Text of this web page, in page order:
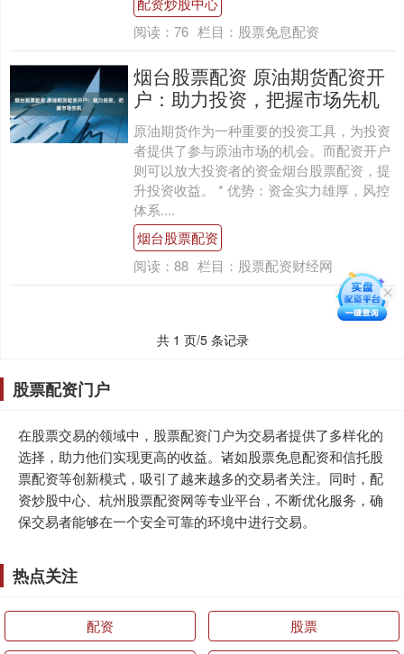
阅读： 76 栏目： 股票免息配资
烟台股票配资 原油期货配资开
户：助力投资，把握市场先机
原油期货作为一种重要的投资工具，为投资
者提供了参与原油市场的机会。而配资开户
则可以放大投资者的资金烟台股票配资，提
升投资收益。 * 优势：资金实力雄厚，风控
体系....
烟台股票配资
阅读： 88 栏目： 股票配资财经网
共 1 页/5 条记录
股票配资门户
在股票交易的领域中，股票配资门户为交易者提供了多样化的
选择，助力他们实现更高的收益。诸如股票免息配资和信托股
票配资等创新模式，吸引了越来越多的交易者关注。同时，配
资炒股中心、杭州股票配资网等专业平台，不断优化服务，确
保交易者能够在一个安全可靠的环境中进行交易。
热点关注
配资 股票